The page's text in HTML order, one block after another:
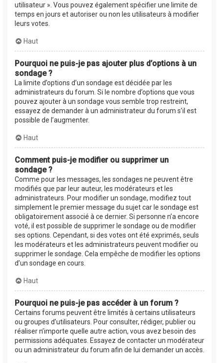
utilisateur ». Vous pouvez également spécifier une limite de
temps en jours et autoriser ou non les utilisateurs à modifier
leurs votes.
Haut
Pourquoi ne puis-je pas ajouter plus d’options à un
sondage ?
La limite d’options d’un sondage est décidée par les
administrateurs du forum. Si le nombre d’options que vous
pouvez ajouter à un sondage vous semble trop restreint,
essayez de demander à un administrateur du forum s’il est
possible de l’augmenter.
Haut
Comment puis-je modifier ou supprimer un
sondage ?
Comme pour les messages, les sondages ne peuvent être
modifiés que par leur auteur, les modérateurs et les
administrateurs. Pour modifier un sondage, modifiez tout
simplement le premier message du sujet car le sondage est
obligatoirement associé à ce dernier. Si personne n’a encore
voté, il est possible de supprimer le sondage ou de modifier
ses options. Cependant, si des votes ont été exprimés, seuls
les modérateurs et les administrateurs peuvent modifier ou
supprimer le sondage. Cela empêche de modifier les options
d’un sondage en cours.
Haut
Pourquoi ne puis-je pas accéder à un forum ?
Certains forums peuvent être limités à certains utilisateurs
ou groupes d’utilisateurs. Pour consulter, rédiger, publier ou
réaliser n’importe quelle autre action, vous avez besoin des
permissions adéquates. Essayez de contacter un modérateur
ou un administrateur du forum afin de lui demander un accès.